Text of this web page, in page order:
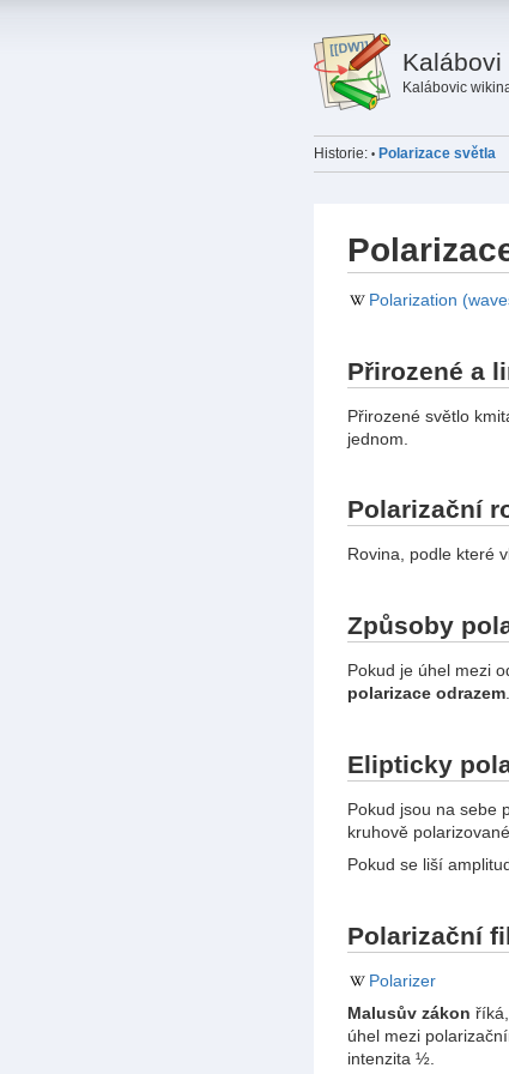
Kalábovi
Kalábovic
Historie: • Polarizace světla
Polarization
Přirozené a
Přirozené světlo
jednom.
Polarizační
Rovina, podle které
Způsoby
Pokud je úhel mezi
polarizace odrazem
Elipticky
Pokud jsou na sebe
kruhově
Pokud se liší
Polarizační
Polarizer
Malusův zákon
úhel mezi
intenzita ½.